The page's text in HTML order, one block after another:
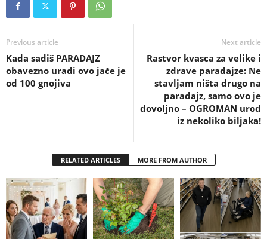
Previous article
Kada sadiš PARADAJZ
obavezno uradi ovo jače je
od 100 gnojiva
Next article
Rastvor kvasca za velike i
zdrave paradajze: Ne
stavljam ništa drugo na
paradajz, samo ovo je
dovoljno – OGROMAN urod
iz nekoliko biljaka!
RELATED ARTICLES MORE FROM AUTHOR